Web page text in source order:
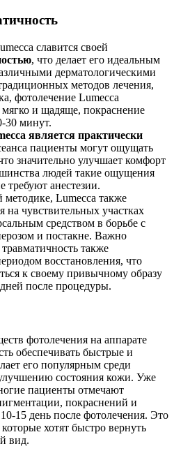
славится своей
, что делает его идеальным
дерматологическими
методов лечения,
фотолечение Lumecca
мягко и щадяще, покраснение
30 минут.
является практически
пациенты могут ощущать
значительно улучшает комфорт
людей такие ощущения
анестезии.
методике, Lumecca также
на чувствительных участках
средством в борьбе с
и постакне. Важно
также
восстановления, что
к своему привычному образу
после процедуры.
фотолечения на аппарате
обеспечивать быстрые и
его популярным среди
состояния кожи. Уже
пациенты отмечают
покраснений и
15 день после фотолечения. Это
хотят быстро вернуть
вид.